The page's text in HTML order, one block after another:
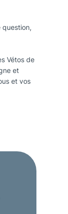
question,
Vétos de
et
et vos